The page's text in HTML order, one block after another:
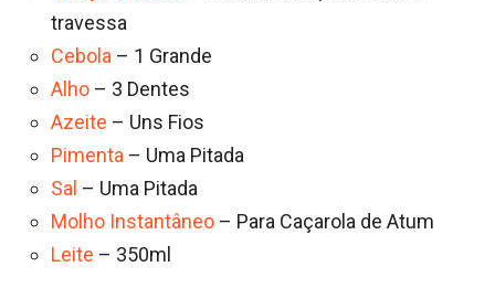
travessa
Cebola – 1 Grande
Alho – 3 Dentes
Azeite – Uns Fios
Pimenta – Uma Pitada
Sal – Uma Pitada
Molho Instantâneo – Para Caçarola de Atum
Leite – 350ml